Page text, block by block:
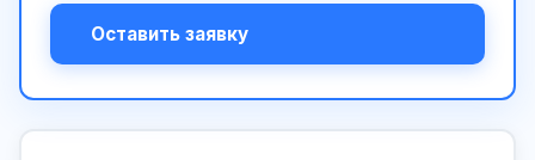
Оставить заявку